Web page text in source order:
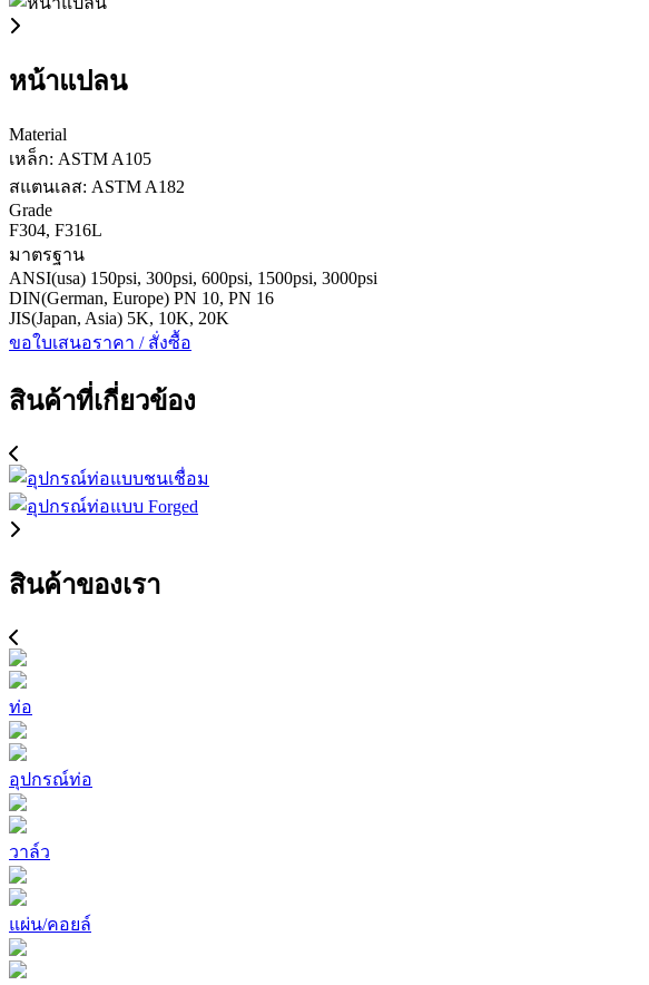
หน้าแปลน
Material
เหล็ก: ASTM A105
สแตนเลส: ASTM A182
Grade
F304, F316L
มาตรฐาน
ANSI(usa) 150psi, 300psi, 600psi, 1500psi, 3000psi
DIN(German, Europe) PN 10, PN 16
JIS(Japan, Asia) 5K, 10K, 20K
ขอใบเสนอราคา / สั่งซื้อ
สินค้าที่เกี่ยวข้อง
สินค้าของเรา
ท่อ
อุปกรณ์ท่อ
วาล์ว
แผ่น/คอยล์